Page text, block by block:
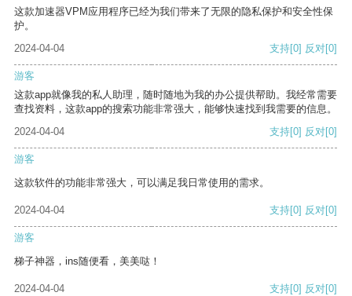
这款加速器VPM应用程序已经为我们带来了无限的隐私保护和安全性保
护。
2024-04-04
支持[0] 反对[0]
游客
这款app就像我的私人助理，随时随地为我的办公提供帮助。我经常需要
查找资料，这款app的搜索功能非常强大，能够快速找到我需要的信息。
2024-04-04
支持[0] 反对[0]
游客
这款软件的功能非常强大，可以满足我日常使用的需求。
2024-04-04 支持[0] 反对[0]
游客
梯子神器，ins随便看，美美哒！
2024-04-04 支持[0] 反对[0]